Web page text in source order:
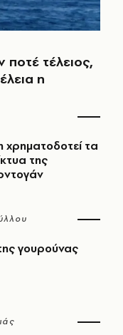
τέλειος,
η
τα
της
γουρούνας